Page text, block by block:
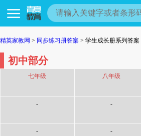
精英家教网 > 同步练习册答案 > 学生成长册系列答案
初中部分
七年级
-
-
八年级
-
-